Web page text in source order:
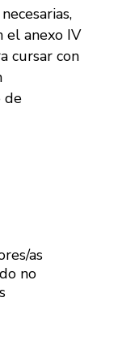
el anexo IV
cursar con
de
as
no